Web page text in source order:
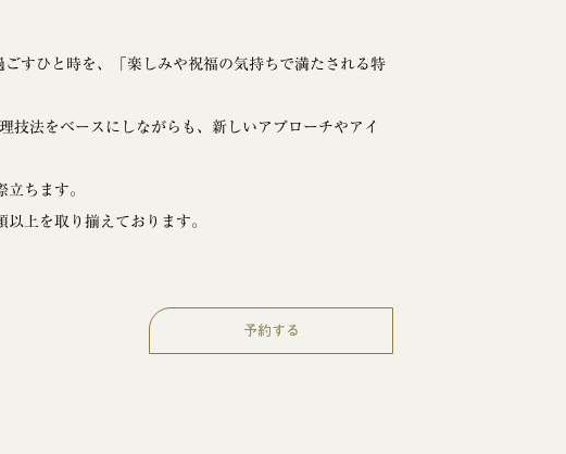
すひと時を、「楽しみや祝福の気持ちで満たされる特
法をベースにしながらも、新しいアプローチやアイ
ちます。
上を取り揃えております。
予約する